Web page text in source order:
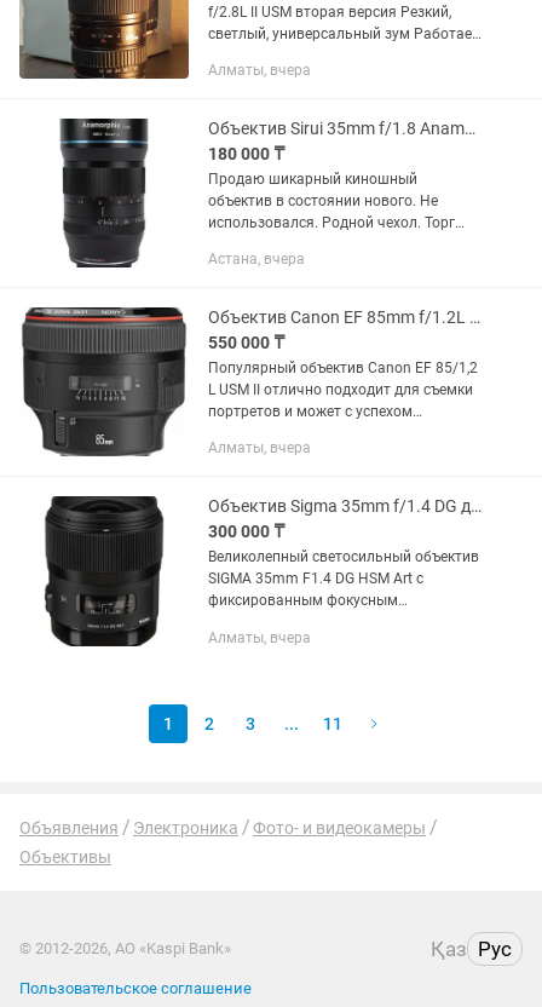
f/2.8L II USM вторая версия Резкий,
светлый, универсальный зум Работает
Алматы, вчера
Объектив Sirui 35mm f/1.8 Anamorphic 1.33x для Sony E
180 000 ₸
Продаю шикарный киношный
объектив в состоянии нового. Не
использовался. Родной чехол. Торг
Объектив Sirui 35mm f/1.8 Anamorphic
Астана, вчера
Объектив Canon EF 85mm f/1.2L II USM
550 000 ₸
Популярный объектив Canon EF 85/1,2
L USM II отлично подходит для съемки
портретов и может с успехом
пленочными, так и с цифровыми
Модель...
Алматы, вчера
Объектив Sigma 35mm f/1.4 DG для Canon
300 000 ₸
Великолепный светосильный объектив
SIGMA 35mm F1.4 DG HSM Art c
фиксированным фокусным
высококачественными линзами
Алматы, вчера
1 2 3 ... 11
Объявления Электроника
Фото- и видеокамеры
Объективы
© 2012-2026, АО «Kaspi Bank» Қаз Рус
Пользовательское соглашение